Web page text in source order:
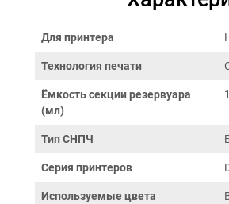
Для принтера
Технология печати
Ёмкость секции резервуара
(мл)
Тип СНПЧ
Серия принтеров
Используемые цвета